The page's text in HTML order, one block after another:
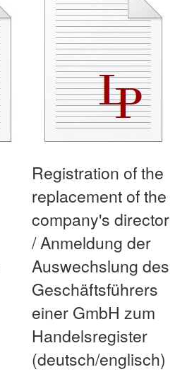
Registration of the
replacement of the
company's director
/ Anmeldung der
Auswechslung des
Geschäftsführers
einer GmbH zum
Handelsregister
(deutsch/englisch)